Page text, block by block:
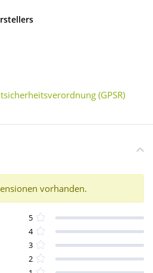
(GPSR)
vorhanden.
5
4
3
2